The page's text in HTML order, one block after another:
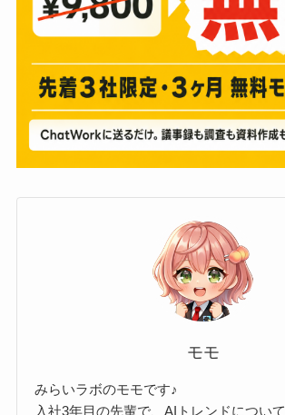
モモ
みらいラボのモモです♪
入社3年目の先輩で、AIトレンドについ